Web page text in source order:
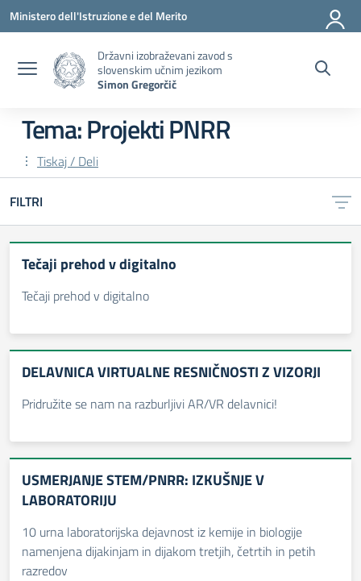
Pojdi na vsebino
Pojdite v meni
Pojdi na nogo
Ministero dell'Istruzione e del Merito
Državni izobraževani zavod s
slovenskim učnim jezikom
Simon Gregorčič
Tema: Projekti PNRR
Tiskaj / Deli
FILTRI
Tečaji prehod v digitalno
Tečaji prehod v digitalno
DELAVNICA VIRTUALNE RESNIČNOSTI Z VIZORJI
Pridružite se nam na razburljivi AR/VR delavnici!
USMERJANJE STEM/PNRR: IZKUŠNJE V
LABORATORIJU
10 urna laboratorijska dejavnost iz kemije in biologije
namenjena dijakinjam in dijakom tretjih, četrtih in petih
razredov